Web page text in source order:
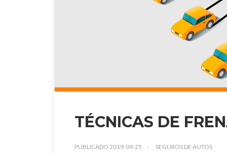
TÉCNICAS DE
PUBLICADO 2019-09-25 SEGUROS DE AUTOS